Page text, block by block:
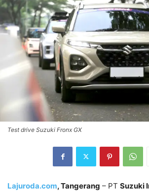
Test drive Suzuki Fronx GX
Lajuroda.com, Tangerang – PT Suzuki